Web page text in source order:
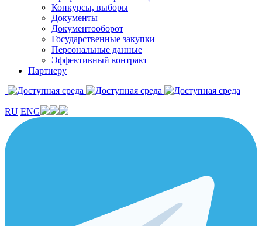
Конкурсы, выборы
Документы
Документооборот
Государственные закупки
Персональные данные
Эффективный контракт
Партнеру
RU ENG